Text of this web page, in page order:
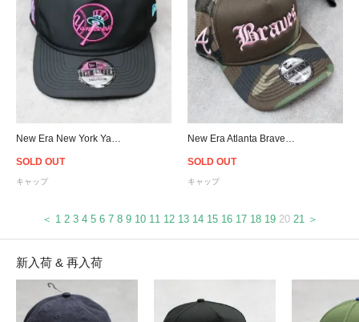
SOLD OUT
キャップ
SOLD OUT
キャップ
＜ 1 2 3 4 5 6 7 8 9 10 11 12 13 14 15 16 17 18 19 20 21 ＞
新入荷 & 再入荷